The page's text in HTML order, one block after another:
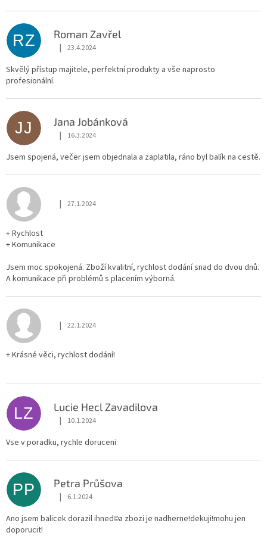
RZ Roman Zavřel
Hodnocení obchodu je 5 z 5 hvězdiček.
| 23.4.2024
Skvělý přístup majitele, perfektní produkty a vše naprosto
profesionální.
JJ Jana Jobánková
Hodnocení obchodu je 5 z 5 hvězdiček.
| 16.3.2024
Jsem spojená, večer jsem objednala a zaplatila, ráno byl balík na cestě.
Hodnocení obchodu je 5 z 5 hvězdiček.
| 27.1.2024
+ Rychlost
+ Komunikace
Jsem moc spokojená. Zboží kvalitní, rychlost dodání snad do dvou dnů.
A komunikace při problémů s placením výborná.
Hodnocení obchodu je 5 z 5 hvězdiček.
| 22.1.2024
+ Krásné věci, rychlost dodání!
LZ Lucie Hecl Zavadilova
Hodnocení obchodu je 5 z 5 hvězdiček.
| 10.1.2024
Vse v poradku, rychle doruceni
PP Petra Průšova
Hodnocení obchodu je 5 z 5 hvězdiček.
| 6.1.2024
Ano jsem balicek dorazil ihned☺️a zbozi je nadherne!dekuji!mohu jen
doporucit!